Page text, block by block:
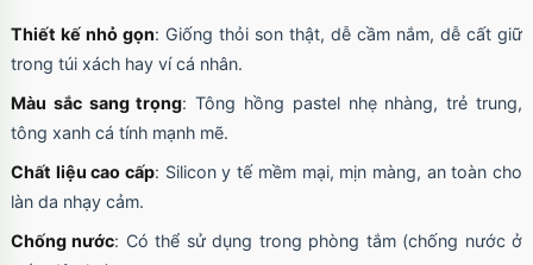
Ốp lưng iPhone 17 Pro Max TPU Space trong
MãOP17MXtrị giá 70.000₫
Ốp lưng iPhone 17 Pro TPU Space trong suốt
Thiết kế nhỏ gọn: Giống thỏi son thật, dễ cầm nắm, dễ cất giữ
trong túi xách hay ví cá nhân.
Màu sắc sang trọng: Tông hồng pastel nhẹ nhàng, trẻ trung,
tông xanh cá tính mạnh mẽ.
Chất liệu cao cấp: Silicon y tế mềm mại, mịn màng, an toàn cho
làn da nhạy cảm.
Chống nước: Có thể sử dụng trong phòng tắm (chống nước ở